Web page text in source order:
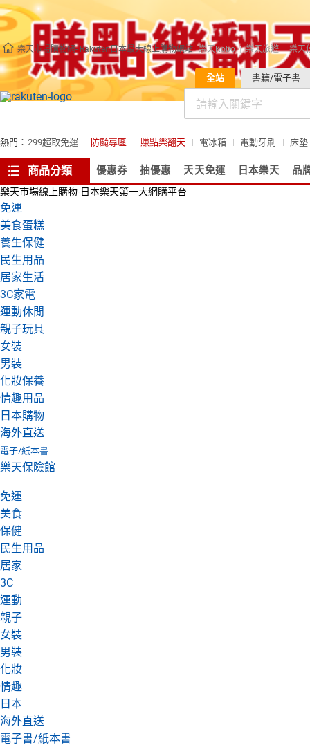
樂天市場購物網- Rakuten日本最大線上購物網站 樂天Kobo 樂天旅遊 樂天
全站 書籍/電子書
熱門： 299超取免運 防颱專區 賺點樂翻天 電冰箱 電動牙刷 床墊
商品分類 優惠券 抽優惠 天天免運 日本樂天 品
樂天市場線上購物-日本樂天第一大網購平台
免運
美食蛋糕
養生保健
民生用品
居家生活
3C家電
運動休閒
親子玩具
女裝
男裝
化妝保養
情趣用品
日本購物
海外直送
電子/紙本書
樂天保險館
免運
美食
保健
民生用品
居家
3C
運動
親子
女裝
男裝
化妝
情趣
日本
海外直送
電子書/紙本書